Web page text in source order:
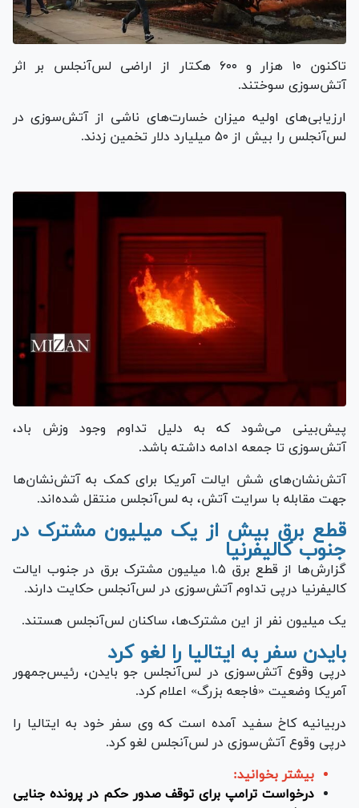
تاکنون ۱۰ هزار و ۶۰۰ هکتار از اراضی لس‌آنجلس بر اثر
آتش‌سوزی سوختند.
ارزیابی‌های اولیه میزان خسارت‌های ناشی از آتش‌سوزی در
لس‌آنجلس را بیش از ۵۰ میلیارد دلار تخمین زدند.
پیش‌بینی می‌شود که به دلیل تداوم وجود وزش باد،
آتش‌سوزی تا جمعه ادامه داشته باشد.
آتش‌نشان‌های شش ایالت آمریکا برای کمک به آتش‌نشان‌ها
جهت مقابله با سرایت آتش، به لس‌آنجلس منتقل شده‌اند.
قطع برق بیش از یک میلیون مشترک در
جنوب کالیفرنیا
گزارش‌ها از قطع برق ۱.۵ میلیون مشترک برق در جنوب ایالت
کالیفرنیا درپی تداوم آتش‌سوزی در لس‌آنجلس حکایت دارند.
یک میلیون نفر از این مشترک‌ها، ساکنان لس‌آنجلس هستند.
بایدن سفر به ایتالیا را لغو کرد
درپی وقوع آتش‌سوزی در لس‌آنجلس جو بایدن، رئیس‌جمهور
آمریکا وضعیت «فاجعه بزرگ» اعلام کرد.
دربیانیه کاخ سفید آمده است که وی سفر خود به ایتالیا را
درپی وقوع آتش‌سوزی در لس‌آنجلس لغو کرد.
بیشتر بخوانید:
درخواست ترامپ برای توقف صدور حکم در پرونده جنایی